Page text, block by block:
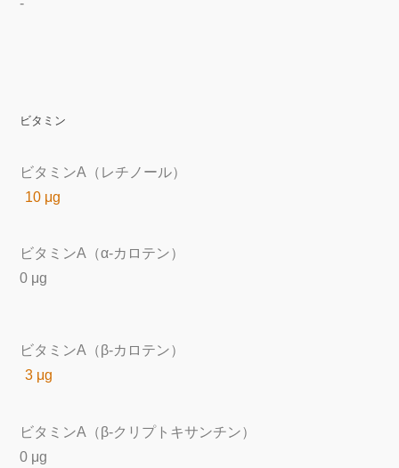
-
ビタミン
ビタミンA（レチノール）
10 μg
ビタミンA（α-カロテン）
0 μg
ビタミンA（β-カロテン）
3 μg
ビタミンA（β-クリプトキサンチン）
0 μg